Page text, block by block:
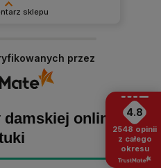
sklepu
cieszymy się, że
Obiecujemy
zapraszamy ponownie! :)
przez
online -4.8
2548 opinii
z całego
okresu